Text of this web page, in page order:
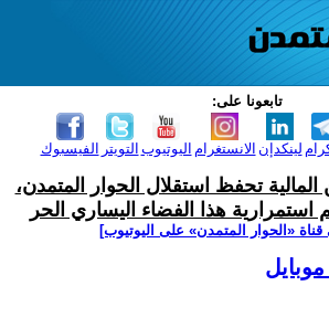
تابعونا على:
الفيسبوك التويتر اليوتيوب الانستغرام لينكدإن
المالية تحفظ استقلال الحوار المتمدن،
هذا الفضاء اليساري الحر
‫«الحوار المتمدن» على اليوتيوب]